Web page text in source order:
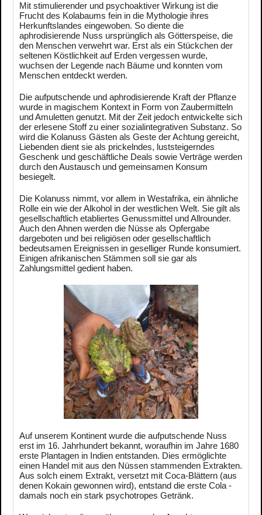
Mit stimulierender und psychoaktiver Wirkung ist die
Frucht des Kolabaums fein in die Mythologie ihres
Herkunftslandes eingewoben. So diente die
aphrodisierende Nuss ursprünglich als Götterspeise, die
den Menschen verwehrt war. Erst als ein Stückchen der
seltenen Köstlichkeit auf Erden vergessen wurde,
wuchsen der Legende nach Bäume und konnten vom
Menschen entdeckt werden.
Die aufputschende und aphrodisierende Kraft der Pflanze
wurde in magischem Kontext in Form von Zaubermitteln
und Amuletten genutzt. Mit der Zeit jedoch entwickelte sich
der erlesene Stoff zu einer sozialintegrativen Substanz. So
wird die Kolanuss Gästen als Geste der Achtung gereicht,
Liebenden dient sie als prickelndes, luststeigerndes
Geschenk und geschäftliche Deals sowie Verträge werden
durch den Austausch und gemeinsamen Konsum
besiegelt.
Die Kolanuss nimmt, vor allem in Westafrika, ein ähnliche
Rolle ein wie der Alkohol in der westlichen Welt. Sie gilt als
gesellschaftlich etabliertes Genussmittel und Allrounder.
Auch den Ahnen werden die Nüsse als Opfergabe
dargeboten und bei religiösen oder gesellschaftlich
bedeutsamen Ereignissen in geselliger Runde konsumiert.
Einigen afrikanischen Stämmen soll sie gar als
Zahlungsmittel gedient haben.
Auf unserem Kontinent wurde die aufputschende Nuss
erst im 16. Jahrhundert bekannt, woraufhin im Jahre 1680
erste Plantagen in Indien entstanden. Dies ermöglichte
einen Handel mit aus den Nüssen stammenden Extrakten.
Aus solch einem Extrakt, versetzt mit Coca-Blättern (aus
denen Kokain gewonnen wird), entstand die erste Cola -
damals noch ein stark psychotropes Getränk.